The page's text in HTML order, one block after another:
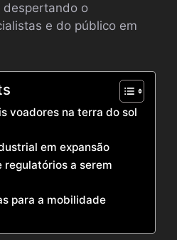
despertando o
e do público em
voadores na terra do sol
em expansão
regulatórios a serem
para a mobilidade